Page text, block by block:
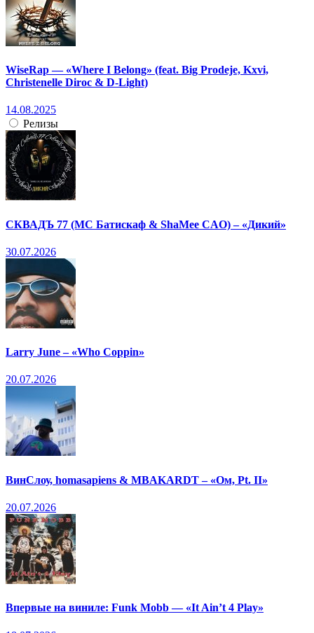
WiseRap — «Where I Belong» (feat. Big Prodeje, Kxvi,
Christenelle Diroc & D-Light)
14.08.2025
Релизы
СКВАДЪ 77 (МС Батискаф & ShaMee CAO) – «Дикий»
30.07.2026
Larry June – «Who Coppin»
20.07.2026
ВинСлоу, homasapiens & MBAKARDT – «Ом, Pt. II»
20.07.2026
Впервые на виниле: Funk Mobb — «It Ain’t 4 Play»